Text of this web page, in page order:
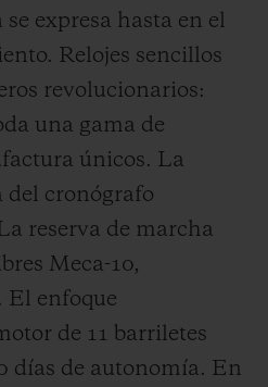
expresa hasta en el
Relojes sencillos
revolucionarios:
una gama de
únicos. La
cronógrafo
reserva de marcha
Meca-10,
El enfoque
de 11 barriletes
días de autonomía. En